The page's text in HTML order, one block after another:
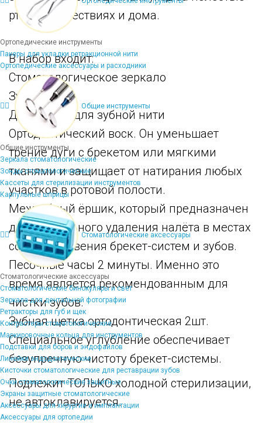
Ортопедические инструменты
Пакеры для укладки ретракционной нити
Ортопедические аксессуары и расходники
Общие инструменты
Общие инструменты
Зеркала стоматологические
Зонды стоматологические
Кассеты для стерилизации инструментов
Карпульные шприцы
Стоматологические аксессуары
Стоматологические аксессуары
Стоматологические бинокуляры и свет
Зеркала для дентальной фотографии
Ретракторы для губ и щек
Контрастеры стоматологические
Маркировочные кольца для инструментов
Подставки для боров и эндофайлов
Линейки эндодонтические
Кисточки стоматологические для реставрации зубов
Очки стоматологические защитные
Экраны защитные стоматологические
Аксессуары для хирургии и имплантации
Аксессуары для ортопедии
рта в путешествиях и дома.
В набор входит:
Стоматологическое зеркало
Зубная нить
Держатели для зубной нити
Ортодонтический воск. Он уменьшает
трение дуги с брекетом или мягкими
тканями и защищает от натирания любых
участков в ротовой полости.
Межзубный ёршик, который предназначен
для тщательного удаления налёта в местах
соприкосновения брекет-систем и зубов.
Песочные часы 2 минуты. Именно это
время является рекомендованным для
чистки зубов.
Зубная щетка ортодонтическая 2шт.
Специальное углубление обеспечивает
безупречную чистоту брекет-системы.
Подлежит ТОЛЬКО холодной стерилизации,
не автоклавируется.